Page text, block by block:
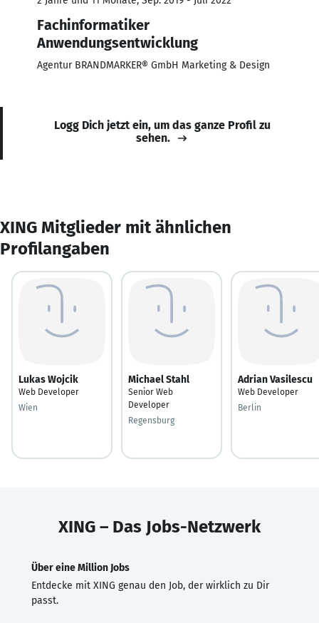
Fachinformatiker
Anwendungsentwicklung
Agentur BRANDMARKER® GmbH Marketing & Design
Logg Dich jetzt ein, um das ganze Profil zu
sehen.
XING Mitglieder mit ähnlichen
Profilangaben
Lukas Wojcik
Web Developer
Wien
Michael Stahl
Senior Web
Developer
Regensburg
Adrian Vasilescu
Web Developer
Berlin
XING – Das Jobs-Netzwerk
Über eine Million Jobs
Entdecke mit XING genau den Job, der wirklich zu Dir
passt.